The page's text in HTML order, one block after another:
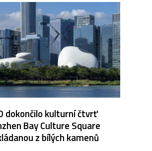
dokončilo kulturní čtvrť
Bay Culture Square
z bílých kamenů